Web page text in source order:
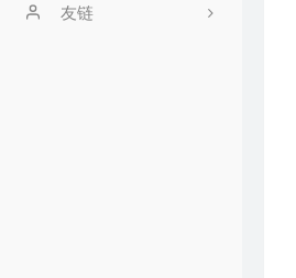
文章归档
友链